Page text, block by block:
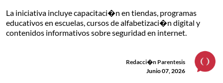
La iniciativa incluye capacitaci�n en tiendas, programas
educativos en escuelas, cursos de alfabetizaci�n digital y
contenidos informativos sobre seguridad en internet.
Redacci�n Parentesis
Junio 07, 2026